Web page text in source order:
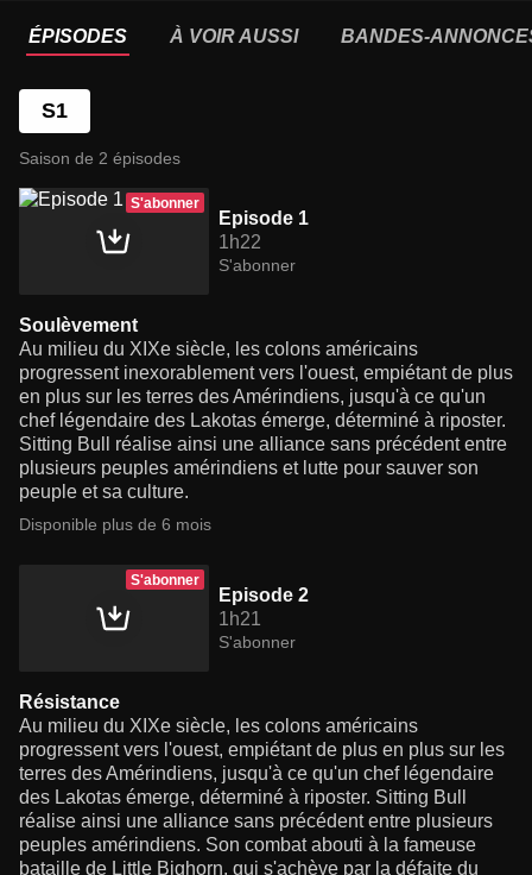
ÉPISODES À VOIR AUSSI BANDES-
S1
Saison de 2 épisodes
S'abonner
Episode 1
1h22
S'abonner
Soulèvement
Au milieu du XIXe siècle, les colons américains
progressent inexorablement vers l'ouest, empiétant de plus
en plus sur les terres des Amérindiens, jusqu'à ce qu'un
chef légendaire des Lakotas émerge, déterminé à riposter.
Sitting Bull réalise ainsi une alliance sans précédent entre
plusieurs peuples amérindiens et lutte pour sauver son
peuple et sa culture.
Disponible plus de 6 mois
S'abonner
Episode 2
1h21
S'abonner
Résistance
Au milieu du XIXe siècle, les colons américains
progressent vers l'ouest, empiétant de plus en plus sur les
terres des Amérindiens, jusqu'à ce qu'un chef légendaire
des Lakotas émerge, déterminé à riposter. Sitting Bull
réalise ainsi une alliance sans précédent entre plusieurs
peuples amérindiens. Son combat abouti à la fameuse
bataille de Little Bighorn, qui s'achève par la défaite du